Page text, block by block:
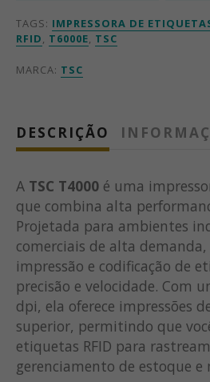
TAGS: IMPRESSORA DE
RFID, T6000E, TSC
MARCA: TSC
DESCRIÇÃO
A TSC T4000 é uma
que combina alta
Projetada para ambientes
comerciais de alta
impressão e codificação de
precisão e velocidade. Com
dpi, ela oferece impressões
superior, permitindo que
etiquetas RFID para
gerenciamento de estoque